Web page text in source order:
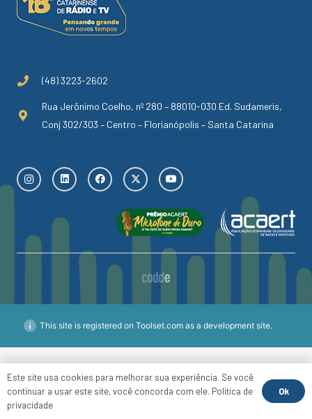
(48) 3223-2602
Rua Jerônimo Coelho, nº 280 – 88010-030 Ed. Sudameris,
Conj 302/303 – Centro – Florianópolis – Santa Catarina
Este site usa cookies para melhorar sua experiência. Se você
continuar a usar este site, você concorda com ele. Política de
privacidade
Ok
This site is registered on Toolset.com as a development site.